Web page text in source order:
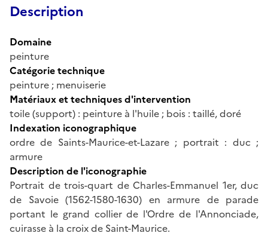
Description
Domaine
peinture
Catégorie technique
peinture ; menuiserie
Matériaux et techniques d'intervention
toile (support) : peinture à l'huile ; bois : taillé, doré
Indexation iconographique
ordre de Saints-Maurice-et-Lazare ; portrait : duc ;
armure
Description de l'iconographie
Portrait de trois-quart de Charles-Emmanuel 1er, duc
de Savoie (1562-1580-1630) en armure de parade
portant le grand collier de l'Ordre de l'Annonciade,
cuirasse à la croix de Saint-Maurice.